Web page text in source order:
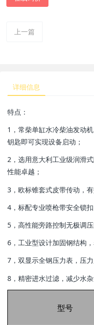
上一篇
详细信息
特点：
1，常柴单缸水冷柴油发动
钥匙即可实现设备启动；
2，选用意大利工业级润滑
性能卓越；
3，欧标锥套式皮带传动，
4，标配专业喷枪带安全锁
5，高性能旁路控制无极调
6，工业型设计加固钢结构
7，双显示全钢压力表，压
8，精密进水过滤，减少水
型号